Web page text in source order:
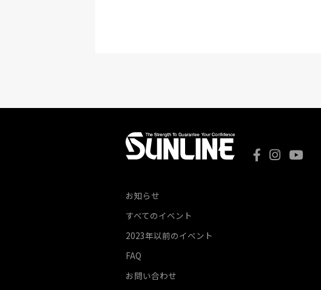
お知らせ
すべてのイベント
2023年以前のイベント
FAQ
お問い合わせ